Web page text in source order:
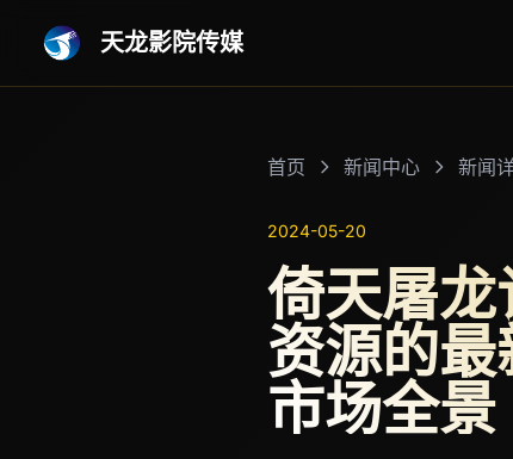
天龙影院传媒
首页 新闻中心 新闻
2024-05-20
倚天屠
资源的
市场全景